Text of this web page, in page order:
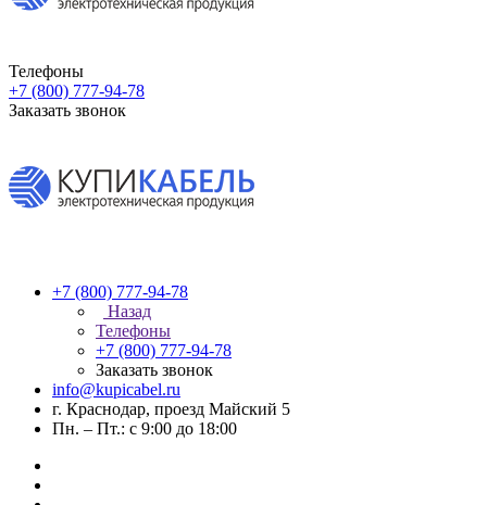
Телефоны
+7 (800) 777-94-78
Заказать звонок
+7 (800) 777-94-78
Назад
Телефоны
+7 (800) 777-94-78
Заказать звонок
info@kupicabel.ru
г. Краснодар, проезд Майский 5
Пн. – Пт.: с 9:00 до 18:00